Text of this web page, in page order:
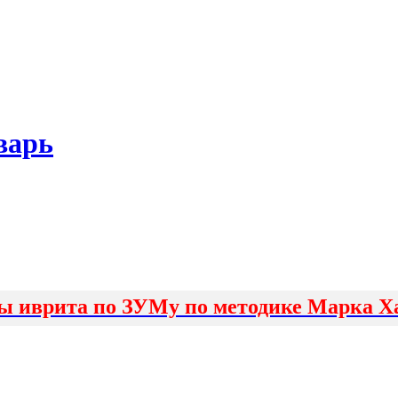
иврита по ЗУМу по методике Марка